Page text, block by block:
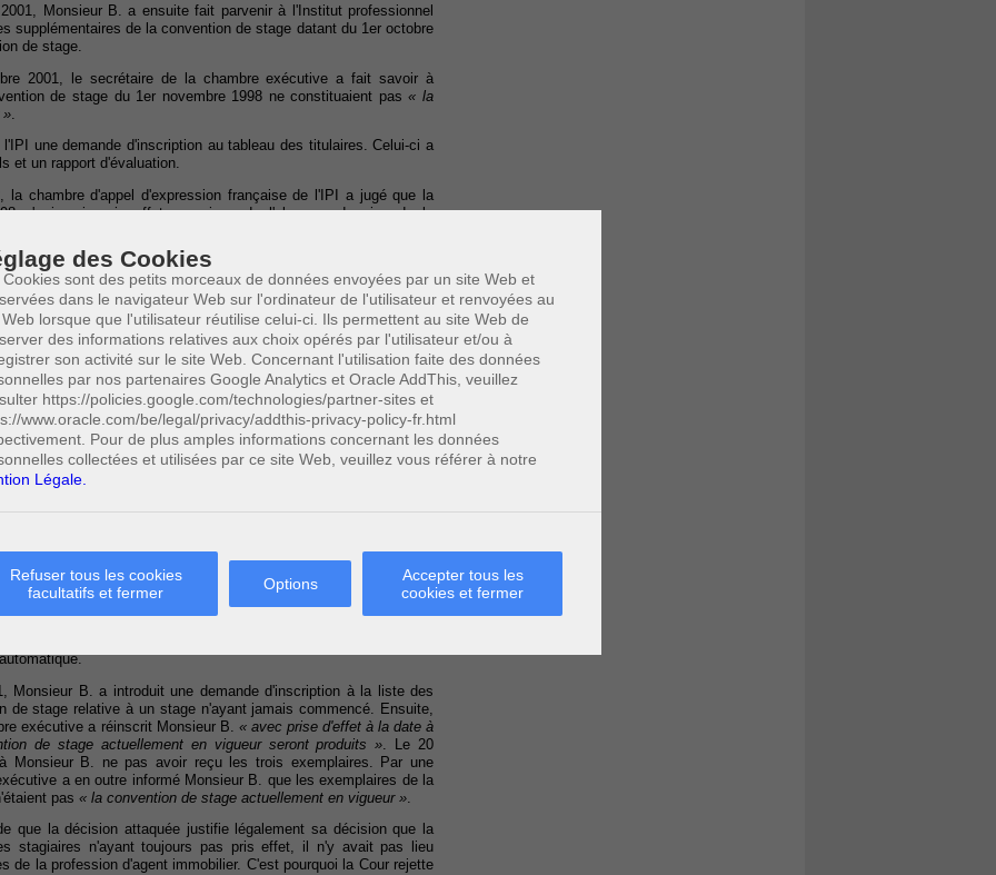
des Cookies
Cookies sont des petits morceaux de données envoyées par un site Web et
dans le navigateur Web sur l'ordinateur de l'utilisateur et renvoyées au
lorsque que l'utilisateur réutilise celui-ci. Ils permettent au site Web de
des informations relatives aux choix opérés par l'utilisateur et/ou à
son activité sur le site Web. Concernant l'utilisation faite des données
par nos partenaires Google Analytics et Oracle AddThis, veuillez
https://policies.google.com/technologies/partner-sites et
www.oracle.com/be/legal/privacy/addthis-privacy-policy-fr.html
Pour de plus amples informations concernant les données
collectées et utilisées par ce site Web, veuillez vous référer à notre
Légale.
Refuser tous les cookies
facultatifs et fermer
Options
Accepter tous les
cookies et fermer
Monsieur B. a ensuite fait parvenir à l'Institut professionnel
supplémentaires de la convention de stage datant du 1er octobre
de stage.
2001, le secrétaire de la chambre exécutive a fait savoir à
de stage du 1er novembre 1998 ne constituaient pas« la
»
une demande d'inscription au tableau des titulaires. Celui-ci a
et un rapport d'évaluation.
la chambre d'appel d'expression française de l'IPI a jugé que la
n'a jamais pris effet en raison de l'absence de visa de la
stage réalisé par Monsieur B. en 1998 et 1999 est sans effet
passé une nouvelle convention de stage. En conclusion, la
accompli aucun stage dès lors que les trois exemplaires
maître de stage n'ont pas été produits.
contre cette décision du 24 octobre 2002.
Son premier moyen est tiré de la violation des articles 3, 4 et
3, paragraphes 2 et 3, du règlement de stage de l'IPI, une
immobiliers stagiaires doit être accompagnée d'un dossier
convention de stage, dûmant signés par les parties et répondant
1999
4, du règlement précité prévoit que, dans les trente jours
en accuse réception en précisant si le dossier est complet. Le
pour fournir les pièces manquantes.
3, paragraphe 4, du règlement ne prévoit qu'à défaut de précision
le stagiaire aurait dû fournir les pièces manquantes, sa
Monsieur B. a introduit une demande d'inscription à la liste des
stage relative à un stage n'ayant jamais commencé. Ensuite,
exécutive a réinscrit Monsieur B. « avec prise d'effet à la date à
de stage actuellement en vigueur seront produits » . Le 20
Monsieur B. ne pas avoir reçu les trois exemplaires. Par une
a en outre informé Monsieur B. que les exemplaires de la
pas « la convention de stage actuellement en vigueur »
que la décision attaquée justifie légalement sa décision que la
stagiaires n'ayant toujours pas pris effet, il n'y avait pas lieu
de la profession d'agent immobilier. C'est pourquoi la Cour rejette